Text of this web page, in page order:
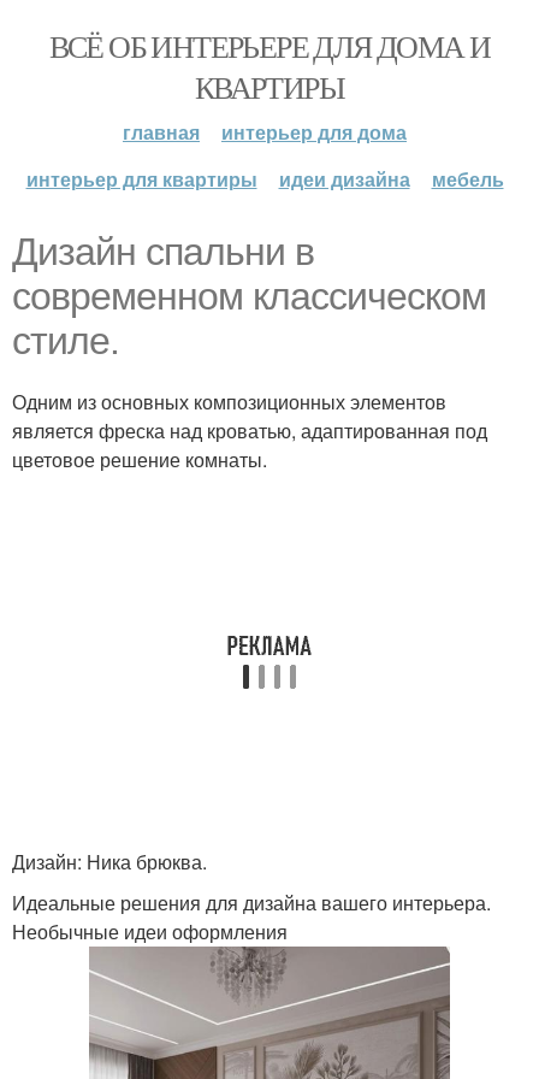
ВСЁ ОБ ИНТЕРЬЕРЕ ДЛЯ ДОМА И
КВАРТИРЫ
главная
интерьер для дома
интерьер для квартиры
идеи дизайна мебель
Дизайн спальни в
современном классическом
стиле.
Одним из основных композиционных элементов
является фреска над кроватью, адаптированная под
цветовое решение комнаты.
Дизайн: Ника брюква.
Идеальные решения для дизайна вашего интерьера.
Необычные идеи оформления